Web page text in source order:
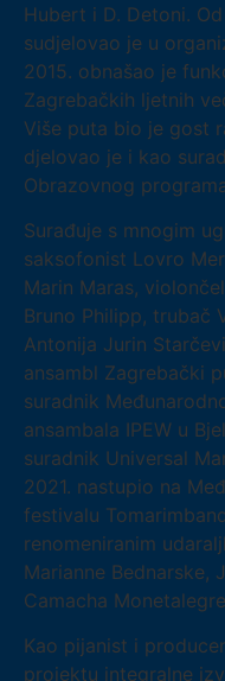
Hubert i D. Detoni.
sudjelovao je u
2015. obnašao je
Zagrebačkih ljetnih
Više puta bio je gost
djelovao je i kao
Obrazovnog
Surađuje s mnogim
saksofonist Lovro
Marin Maras,
Bruno Philipp, trubač
Antonija Jurin
ansambl Zagrebački
suradnik
ansambala IPEW u
suradnik Universal
2021. nastupio na
festivalu
renomeniranim
Marianne Bednarske,
Camacha
Kao pijanist i
projektu integralne